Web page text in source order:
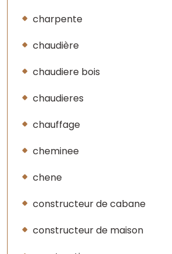
charpente
chaudière
chaudiere bois
chaudieres
chauffage
cheminee
chene
constructeur de cabane
constructeur de maison